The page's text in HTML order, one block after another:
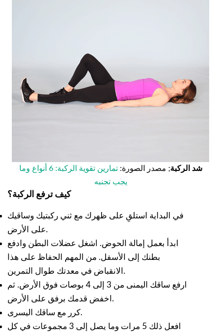
شد الركبة; مصدر الصورة:
تمارين تقوية الركبة: 6 أنواع وما
يجب تجنبه
كيف ترفع الركبة؟
في البداية استلقِ على ظهرك مع ثني ركبتيك وساقيك
على الأرض.
ابدأ بعمل إمالة الحوض. اشغل عضلات البطن وادفع
بطنك إلى الأسفل. من المهم الحفاظ على هذا
الانقباض في معدتك طوال التمرين.
ارفع ساقك اليمنى من 3 إلى 4 بوصات فوق الأرض. ثم
اخفض قدمك برفق على الأرض.
كرر مع ساقك اليسرى.
افعل ذلك 5 مرات وما يصل إلى 3 مجموعات في كل